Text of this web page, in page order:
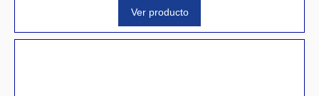
Ver producto